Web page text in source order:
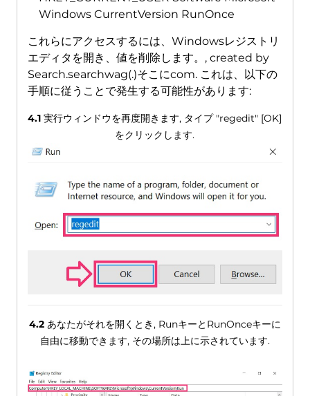
Windows CurrentVersion RunOnce
これらにアクセスするには、Windowsレジストリ
エディタを開き、値を削除します。, created by
Search.searchwag(.)そこにcom. これは、以下の
手順に従うことで発生する可能性があります:
4.1 実行ウィンドウを再度開きます, タイプ "regedit" [OK]
をクリックします.
4.2あなたがそれを開くとき, RunキーとRunOnceキーに
自由に移動できます, その場所は上に示されています.